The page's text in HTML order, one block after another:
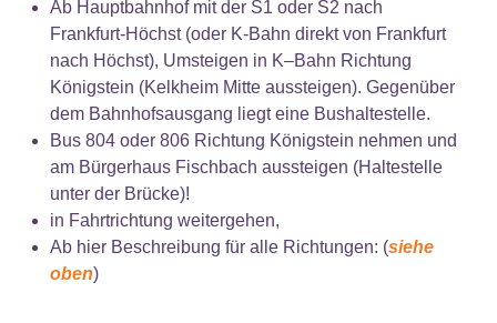
Ab Hauptbahnhof mit der S1 oder S2 nach
Frankfurt-Höchst (oder K-Bahn direkt von Frankfurt
nach Höchst), Umsteigen in K–Bahn Richtung
Königstein (Kelkheim Mitte aussteigen). Gegenüber
dem Bahnhofsausgang liegt eine Bushaltestelle.
Bus 804 oder 806 Richtung Königstein nehmen und
am Bürgerhaus Fischbach aussteigen (Haltestelle
unter der Brücke)!
in Fahrtrichtung weitergehen,
Ab hier Beschreibung für alle Richtungen: (siehe
oben)